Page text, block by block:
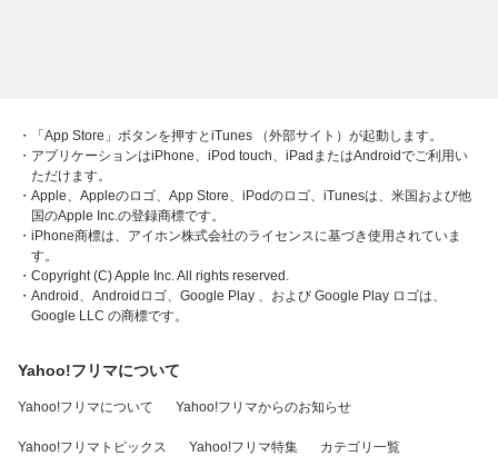
・「App Store」ボタンを押すとiTunes （外部サイト）が起動します。
・アプリケーションはiPhone、iPod touch、iPadまたはAndroidでご利用い
ただけます。
・Apple、Appleのロゴ、App Store、iPodのロゴ、iTunesは、米国および他
国のApple Inc.の登録商標です。
・iPhone商標は、アイホン株式会社のライセンスに基づき使用されていま
す。
・Copyright (C) Apple Inc. All rights reserved.
・Android、Androidロゴ、Google Play 、および Google Play ロゴは、
Google LLC の商標です。
Yahoo!フリマについて
Yahoo!フリマについて Yahoo!フリマからのお知らせ
Yahoo!フリマトピックス Yahoo!フリマ特集 カテゴリ一覧